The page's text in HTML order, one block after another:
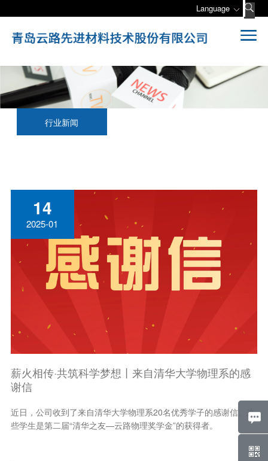
Language
行业新闻
14
2025-01
薪火相传·共筑科学梦想丨来自清华大学物理系的感
谢信
近日，公司收到了来自清华大学物理系20名优秀学子的感谢信。这
些学生是第二届“清华之友—云路物理奖学金”的获得者。
近
拿